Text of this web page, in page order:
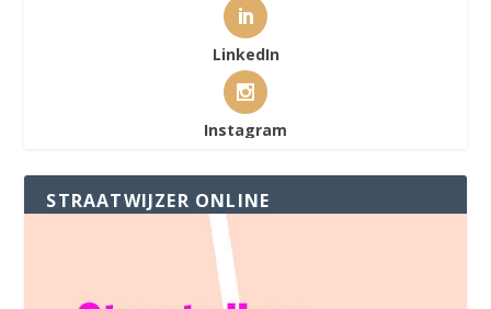
LinkedIn
Instagram
STRAATWIJZER ONLINE